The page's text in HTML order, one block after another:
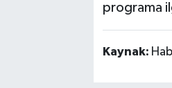
programa
Kaynak: